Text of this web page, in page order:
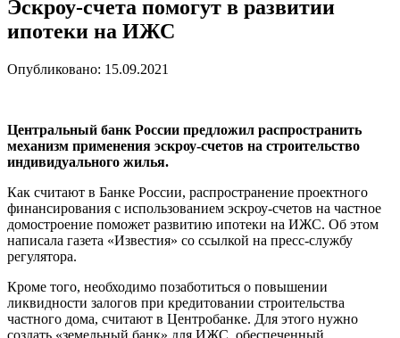
Эскроу-счета помогут в развитии
ипотеки на ИЖС
Опубликовано: 15.09.2021
Центральный банк России предложил распространить
механизм применения эскроу-счетов на строительство
индивидуального жилья.
Как считают в Банке России, распространение проектного
финансирования с использованием эскроу-счетов на частное
домостроение поможет развитию ипотеки на ИЖС. Об этом
написала газета «Известия» со ссылкой на пресс-службу
регулятора.
Кроме того, необходимо позаботиться о повышении
ликвидности залогов при кредитовании строительства
частного дома, считают в Центробанке. Для этого нужно
создать «земельный банк» для ИЖС, обеспеченный